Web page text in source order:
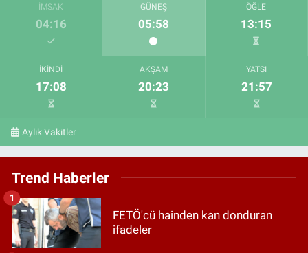
İMSAK
04:16
GÜNEŞ
05:58
ÖĞLE
13:15
İKINDI
17:08
AKŞAM
20:23
YATSI
21:57
Aylık Vakitler
Trend Haberler
FETÖ'cü hainden kan donduran
ifadeler
1